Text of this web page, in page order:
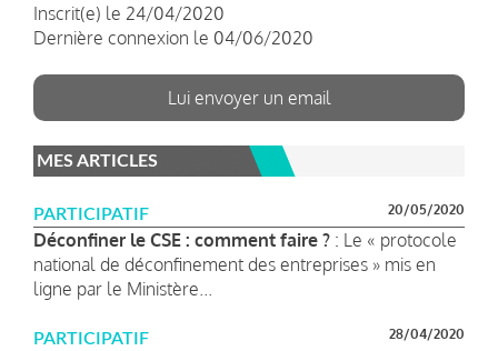
Inscrit(e) le 24/04/2020
Dernière connexion le 04/06/2020
Lui envoyer un email
MES ARTICLES
PARTICIPATIF 20/05/2020
Déconfiner le CSE : comment faire ? : Le « protocole
national de déconfinement des entreprises » mis en
ligne par le Ministère...
PARTICIPATIF 28/04/2020